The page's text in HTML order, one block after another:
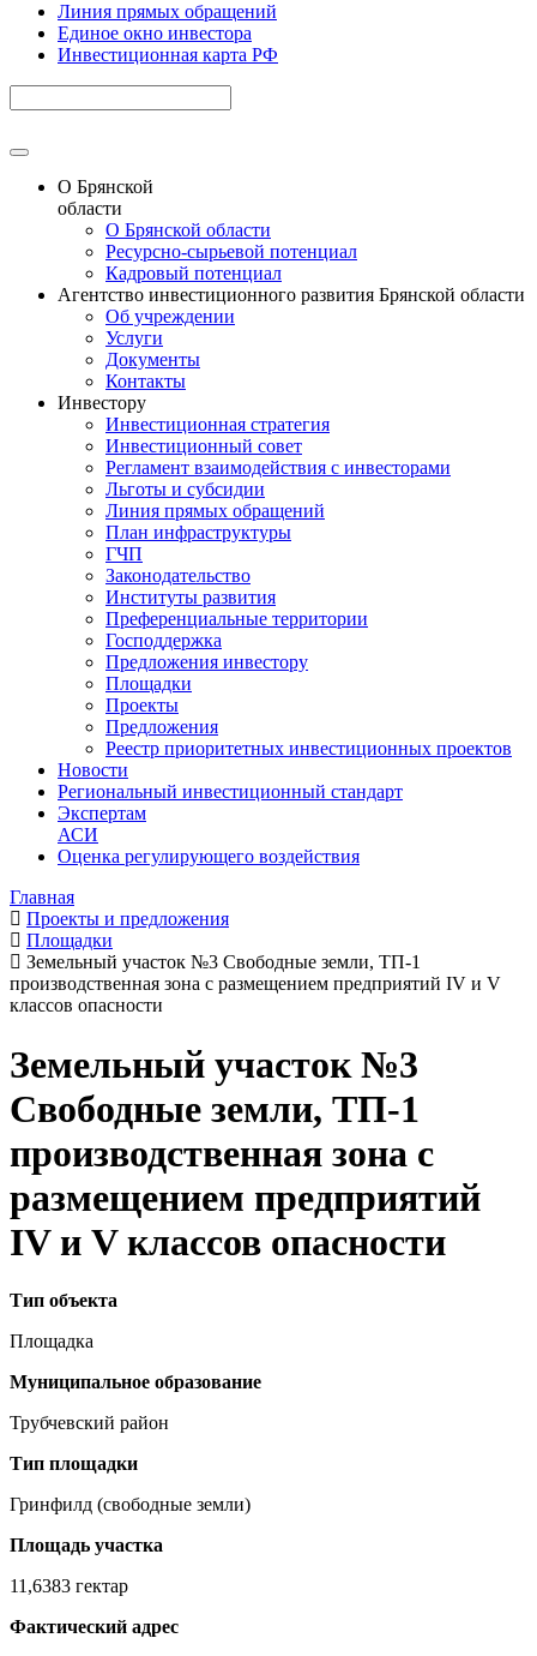
Линия прямых обращений
Единое окно инвестора
Инвестиционная карта РФ
О Брянской
области
О Брянской области
Ресурсно-сырьевой потенциал
Кадровый потенциал
Агентство инвестиционного развития Брянской области
Об учреждении
Услуги
Документы
Контакты
Инвестору
Инвестиционная стратегия
Инвестиционный совет
Регламент взаимодействия с инвесторами
Льготы и субсидии
Линия прямых обращений
План инфраструктуры
ГЧП
Законодательство
Институты развития
Преференциальные территории
Господдержка
Предложения инвестору
Площадки
Проекты
Предложения
Реестр приоритетных инвестиционных проектов
Новости
Региональный инвестиционный стандарт
Экспертам
АСИ
Оценка регулирующего воздействия
Главная
Проекты и предложения
Площадки
Земельный участок №3 Свободные земли, ТП-1
производственная зона с размещением предприятий IV и V
классов опасности
Земельный участок №3
Свободные земли, ТП-1
производственная зона с
размещением предприятий
IV и V классов опасности
Тип объекта
Площадка
Муниципальное образование
Трубчевский район
Тип площадки
Гринфилд (свободные земли)
Площадь участка
11,6383 гектар
Фактический адрес